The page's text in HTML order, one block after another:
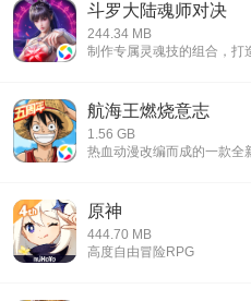
斗罗大陆魂师对决
244.34 MB
制作专属灵魂技的组合，打
航海王燃烧意志
1.56 GB
热血动漫改编而成的一款全
原神
444.70 MB
高度自由冒险RPG